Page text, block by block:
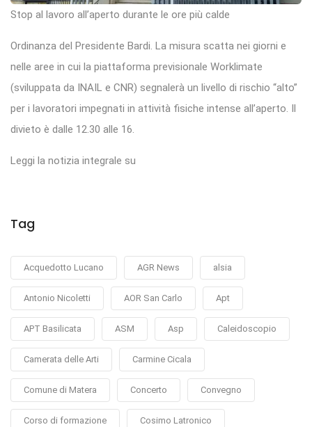
Stop al lavoro all’aperto durante le ore più calde
Ordinanza del Presidente Bardi. La misura scatta nei giorni e
nelle aree in cui la piattaforma previsionale Worklimate
(sviluppata da INAIL e CNR) segnalerà un livello di rischio “alto”
per i lavoratori impegnati in attività fisiche intense all’aperto. Il
divieto è dalle 12.30 alle 16.
Leggi la notizia integrale su
Tag
Acquedotto Lucano AGR News alsia
Antonio Nicoletti AOR San Carlo Apt
APT Basilicata ASM Asp Caleidoscopio
Camerata delle Arti Carmine Cicala
Comune di Matera Concerto Convegno
Corso di formazione Cosimo Latronico